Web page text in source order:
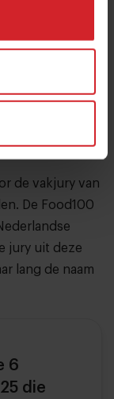
draag je
tot lokaal
op vooruit
een
de vakjury van
De Food100
jury uit deze
lang de naam
6
die